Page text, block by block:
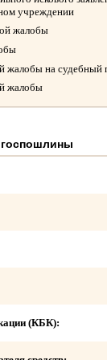
учреждении
жалобы
жалобы на судебный
жалобы
(КБК):